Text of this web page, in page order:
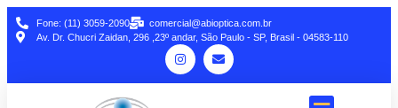
Fone: (11) 3059-2090
comercial@abioptica.com.br
Av. Dr. Chucri Zaidan, 296 ,23º andar, São Paulo - SP, Brasil - 04583-110